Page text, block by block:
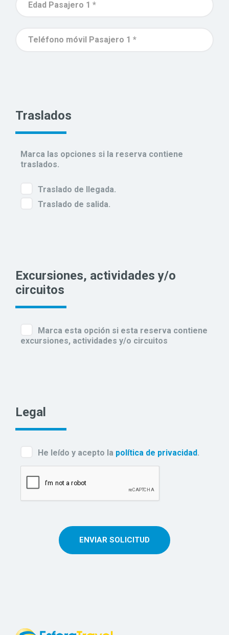
Traslados
Marca las opciones si la reserva contiene
traslados.
Traslado de llegada.
Traslado de salida.
Excursiones, actividades y/o
circuitos
Marca esta opción si esta reserva contiene
excursiones, actividades y/o circuitos
Legal
He leído y acepto la política de privacidad.
ENVIAR SOLICITUD